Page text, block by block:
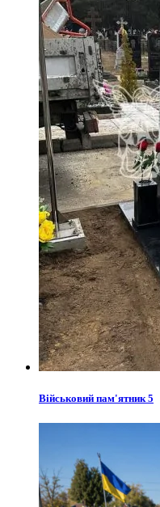
Військовий пам'ятник 5